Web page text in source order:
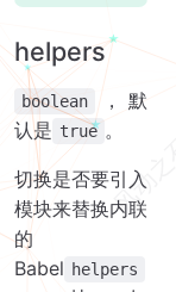
helpers
boolean
，默
认是 true 。
切换是否要引入
模块来替换内联
的
Babel helpers